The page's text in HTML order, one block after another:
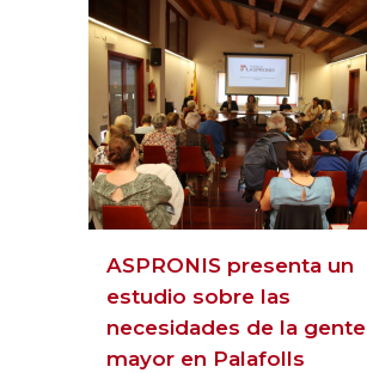
ASPRONIS presenta un
estudio sobre las
necesidades de la gente
mayor en Palafolls